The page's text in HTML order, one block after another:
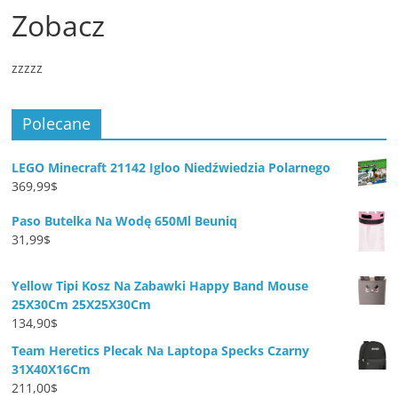
Zobacz
zzzzz
Polecane
LEGO Minecraft 21142 Igloo Niedźwiedzia Polarnego
369,99$
Paso Butelka Na Wodę 650Ml Beuniq
31,99$
Yellow Tipi Kosz Na Zabawki Happy Band Mouse
25X30Cm 25X25X30Cm
134,90$
Team Heretics Plecak Na Laptopa Specks Czarny
31X40X16Cm
211,00$